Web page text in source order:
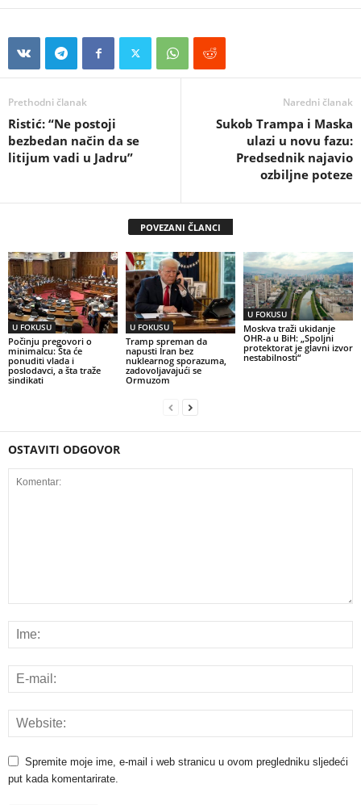
Prethodni članak
Ristić: “Ne postoji
bezbedan način da se
litijum vadi u Jadru”
Naredni članak
Sukob Trampa i Maska
ulazi u novu fazu:
Predsednik najavio
ozbiljne poteze
POVEZANI ČLANCI
U FOKUSU
Počinju pregovori o
minimalcu: Šta će
ponuditi vlada i
poslodavci, a šta traže
sindikati
U FOKUSU
Tramp spreman da
napusti Iran bez
nuklearnog sporazuma,
zadovoljavajući se
Ormuzom
U FOKUSU
Moskva traži ukidanje
OHR-a u BiH: „Spoljni
protektorat je glavni izvor
nestabilnosti“
OSTAVITI ODGOVOR
Spremite moje ime, e-mail i web stranicu u ovom pregledniku sljedeći
put kada komentarirate.